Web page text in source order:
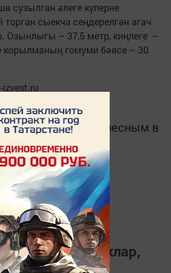
сузылган әлеге күперне
сыекча сеңдерелгән агач
Озынлыгы – 37,5 метр, киңлеге –
корылманың гомуми бәясе – 30
важным и интересным в
Татмедиа
Татарстана в
MАХ:
яңалыклар,